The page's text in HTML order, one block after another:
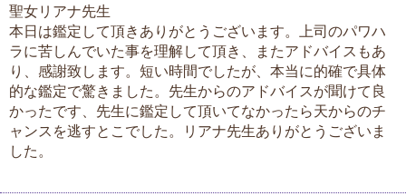
聖女リアナ先生
本日は鑑定して頂きありがとうございます。上司のパワハ
ラに苦しんでいた事を理解して頂き、またアドバイスもあ
り、感謝致します。短い時間でしたが、本当に的確で具体
的な鑑定で驚きました。先生からのアドバイスが聞けて良
かったです、先生に鑑定して頂いてなかったら天からのチ
ャンスを逃すとこでした。リアナ先生ありがとうございま
した。